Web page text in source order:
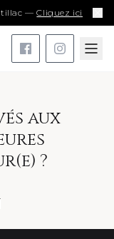
—Cliquez ici
aux
?